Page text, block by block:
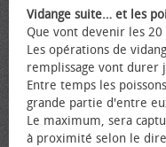
Vidange suite… et les
Que vont devenir les
Les opérations de
remplissage vont durer
Entre temps les
grande partie d'entre
Le maximum, sera
à proximité selon le